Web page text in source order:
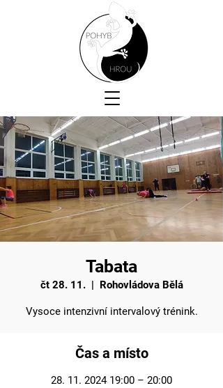
Tabata
čt 28. 11.
  |
Rohovládova Bělá
Vysoce intenzivní intervalový trénink.
Čas a místo
28. 11. 2024 19:00 – 20:00